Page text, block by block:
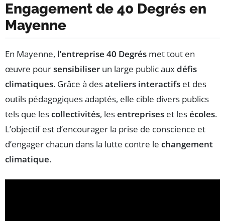
Engagement de 40 Degrés en
Mayenne
En Mayenne, l’entreprise 40 Degrés met tout en
œuvre poursensibiliser un large public auxdéfis
climatiques. Grâce à desateliers interactifs et des
outils pédagogiques adaptés, elle cible divers publics
tels que lescollectivités, lesentreprises et lesécoles.
L’objectif est d’encourager la prise de conscience et
d’engager chacun dans la lutte contre le changement
climatique.